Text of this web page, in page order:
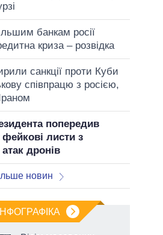
банкам росії
криза – розвідка
санкції проти Куби
співпрацю з росією,
попередив
фейкові листи з
дронів
новин
ІНФОГРАФІКА